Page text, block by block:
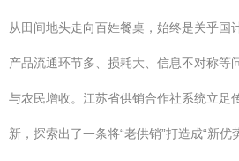
从田间地头走向百姓餐桌，始终是关乎国
产品流通环节多、损耗大、信息不对称等
与农民增收。江苏省供销合作社系统立足
新，探索出了一条将“老供销”打造成“新优